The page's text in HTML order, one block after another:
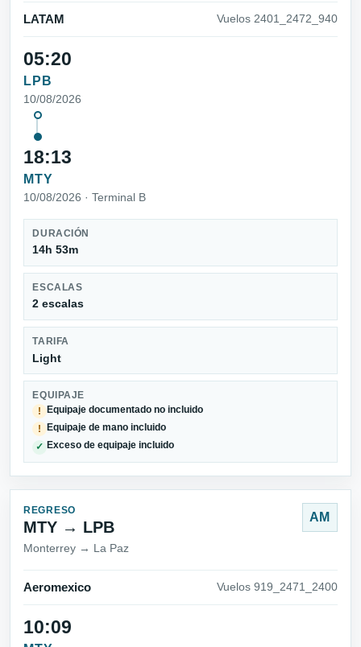
LATAM Vuelos 2401_2472_940
05:20
LPB
10/08/2026
18:13
MTY
10/08/2026 · Terminal B
DURACIÓN
14h 53m
ESCALAS
2 escalas
TARIFA
Light
EQUIPAJE
!
Equipaje documentado no incluido
! Equipaje de mano incluido
✓ Exceso de equipaje incluido
REGRESO
MTY → LPB
Monterrey → La Paz
AM
Aeromexico Vuelos 919_2471_2400
10:09